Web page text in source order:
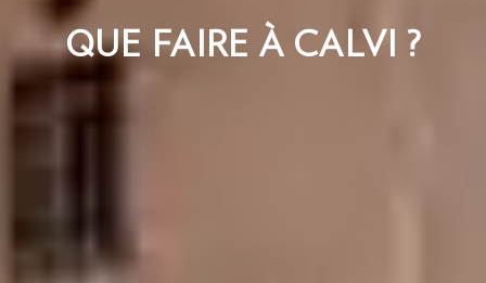
QUE FAIRE À CALVI ?